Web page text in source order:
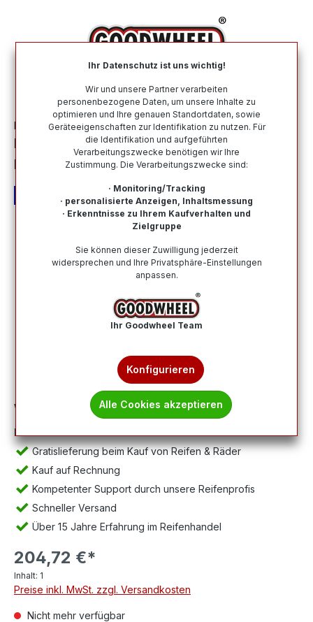
Motorradreifen Nach Marke METZELER
METZELER 150/70 R 17 M/C TL 69V
ROADTEC 02
Wichtig: Abbildung kann abweichen, Lieferung ohne Felge.
Ihre Vorteile:
Gratislieferung beim Kauf von Reifen & Räder
Kauf auf Rechnung
Kompetenter Support durch unsere Reifenprofis
Schneller Versand
Über 15 Jahre Erfahrung im Reifenhandel
204,72 €*
Inhalt: 1
Preise inkl. MwSt. zzgl. Versandkosten
Nicht mehr verfügbar
Ihr Datenschutz ist uns wichtig!
Wir und unsere Partner verarbeiten
personenbezogene Daten, um unsere Inhalte zu
optimieren und Ihre genauen Standortdaten, sowie
Geräteeigenschaften zur Identifikation zu nutzen. Für
die Identifikation und aufgeführten
Verarbeitungszwecke benötigen wir Ihre
Zustimmung. Die Verarbeitungszwecke sind:
· Monitoring/Tracking
· personalisierte Anzeigen, Inhaltsmessung
· Erkenntnisse zu Ihrem Kaufverhalten und
Zielgruppe
Sie können dieser Zuwilligung jederzeit
widersprechen und Ihre Privatsphäre-Einstellungen
anpassen.
Ihr Goodwheel Team
Konfigurieren
Alle Cookies akzeptieren